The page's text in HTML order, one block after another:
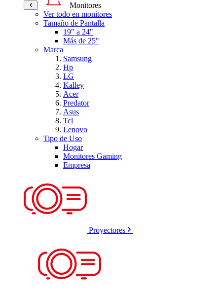
Monitores
Ver todo en monitores
Tamaño de Pantalla
19" a 24"
Más de 25"
Marca
Samsung
Hp
LG
Kalley
Acer
Predator
Asus
Tcl
Lenovo
Tipo de Uso
Hogar
Monitores Gaming
Empresa
Proyectores